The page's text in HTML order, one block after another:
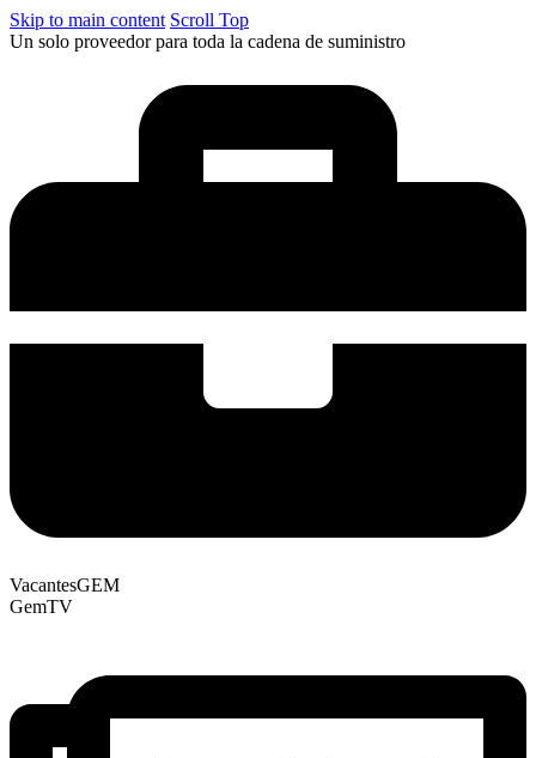
Skip to main content Scroll Top
Un solo proveedor para toda la cadena de suministro
VacantesGEM
GemTV